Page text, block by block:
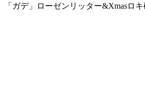
「ガデ」ローゼンリッター&Xmasロ